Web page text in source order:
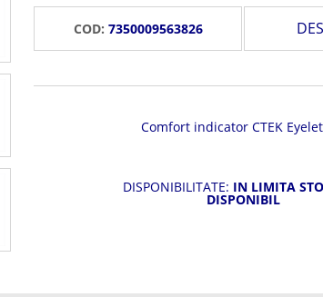
COD: 7350009563826
Comfort indicator CTEK
DISPONIBILITATE: IN LIMITA
DISPONIBIL